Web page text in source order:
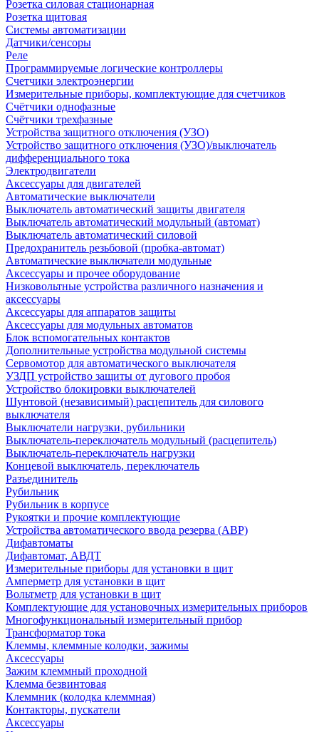
Розетка силовая стационарная
Розетка щитовая
Системы автоматизации
Датчики/сенсоры
Реле
Программируемые логические контроллеры
Счетчики электроэнергии
Измерительные приборы, комплектующие для счетчиков
Счётчики однофазные
Счётчики трехфазные
Устройства защитного отключения (УЗО)
Устройство защитного отключения (УЗО)/выключатель
дифференциального тока
Электродвигатели
Аксессуары для двигателей
Автоматические выключатели
Выключатель автоматический защиты двигателя
Выключатель автоматический модульный (автомат)
Выключатель автоматический силовой
Предохранитель резьбовой (пробка-автомат)
Автоматические выключатели модульные
Аксессуары и прочее оборудование
Низковольтные устройства различного назначения и
аксессуары
Аксессуары для аппаратов защиты
Аксессуары для модульных автоматов
Блок вспомогательных контактов
Дополнительные устройства модульной системы
Сервомотор для автоматического выключателя
УЗДП устройство защиты от дугового пробоя
Устройство блокировки выключателей
Шунтовой (независимый) расцепитель для силового
выключателя
Выключатели нагрузки, рубильники
Выключатель-переключатель модульный (расцепитель)
Выключатель-переключатель нагрузки
Концевой выключатель, переключатель
Разъединитель
Рубильник
Рубильник в корпусе
Рукоятки и прочие комплектующие
Устройства автоматического ввода резерва (АВР)
Дифавтоматы
Дифавтомат, АВДТ
Измерительные приборы для установки в щит
Амперметр для установки в щит
Вольтметр для установки в щит
Комплектующие для установочных измерительных приборов
Многофункциональный измерительный прибор
Трансформатор тока
Клеммы, клеммные колодки, зажимы
Аксессуары
Зажим клеммный проходной
Клемма безвинтовая
Клеммник (колодка клеммная)
Контакторы, пускатели
Аксессуары